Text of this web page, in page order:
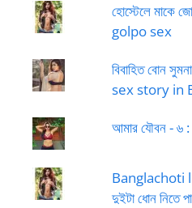
হোস্টেলে মাকে
golpo sex
বিবাহিত বোন
sex story in
আমার যৌবন - ৬ :
Banglachoti
দুইটা ধোন নিতে